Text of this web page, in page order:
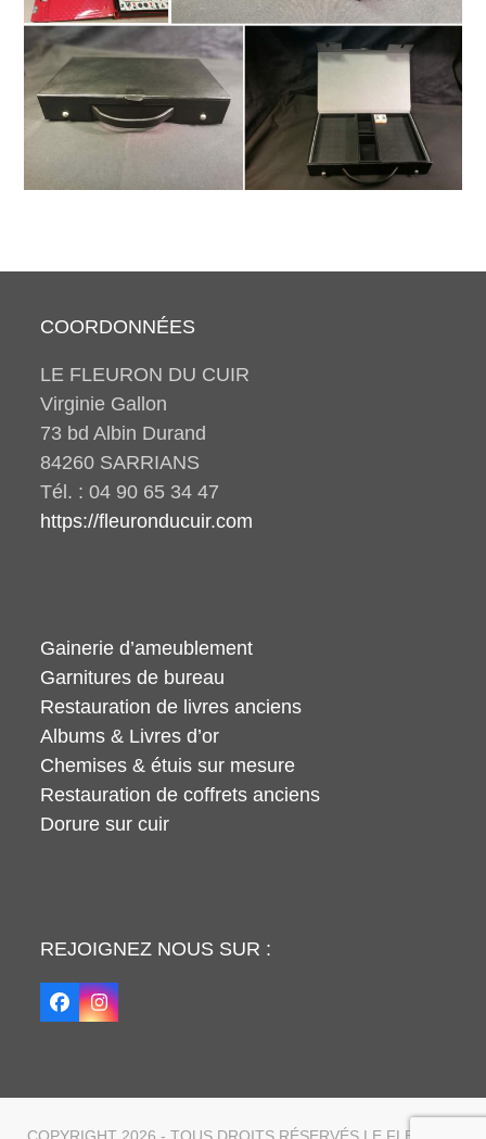
COORDONNÉES
LE FLEURON DU CUIR
Virginie Gallon
73 bd Albin Durand
84260 SARRIANS
Tél. : 04 90 65 34 47
https://fleuronducuir.com
Gainerie d’ameublement
Garnitures de bureau
Restauration de livres anciens
Albums & Livres d’or
Chemises & étuis sur mesure
Restauration de coffrets anciens
Dorure sur cuir
REJOIGNEZ NOUS SUR :
FacebookInstagram